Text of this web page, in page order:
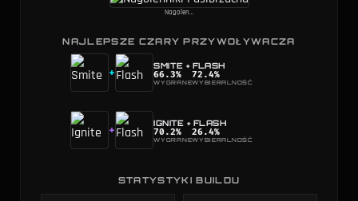
Nagolenniki Pasibrzucha
NAJLEPSZE CZARY PRZYWOŁYWACZA
+
SMITE + FLASH
66.3%
WYGRANE
72.4%
WYBIERALNOŚĆ
+
IGNITE + FLASH
70.2%
WYGRANE
26.4%
WYBIERALNOŚĆ
STATYSTYKI BUILDU